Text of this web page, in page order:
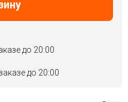
до 20:00
до 20:00